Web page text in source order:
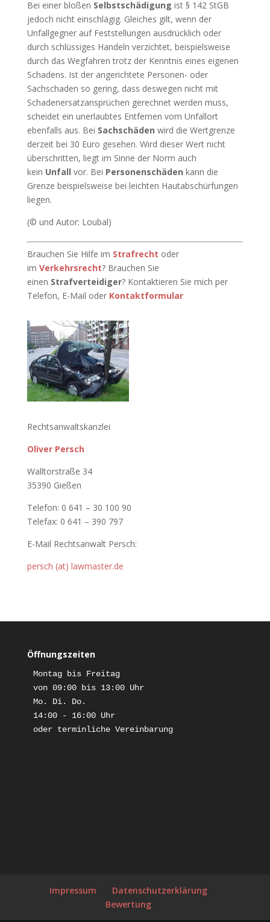
Bei einer bloßen Selbstschädigung ist § 142 StGB
jedoch nicht einschlägig. Gleiches gilt, wenn der
Unfallgegner auf Feststellungen ausdrücklich oder
durch schlüssiges Handeln verzichtet, beispielsweise
durch das Wegfahren trotz der Kenntnis eines eigenen
Schadens. Ist der angerichtete Personen- oder
Sachschaden so gering, dass deswegen nicht mit
Schadenersatzansprüchen gerechnet werden muss,
scheidet ein unerlaubtes Entfernen vom Unfallort
ebenfalls aus. Bei Sachschäden wird die Wertgrenze
derzeit bei 30 Euro gesehen. Wird dieser Wert nicht
überschritten, liegt im Sinne der Norm auch
kein Unfall vor. Bei Personenschäden kann die
Grenze beispielsweise bei leichten Hautabschürfungen
liegen.
(© und Autor: Loubal)
Brauchen Sie Hilfe im Strafrecht oder
im Verkehrsrecht? Brauchen Sie
einen Strafverteidiger? Kontaktieren Sie mich per
Telefon, E-Mail oder Kontaktformular
Rechtsanwaltskanzlei
Oliver Persch
Walltorstraße 34
35390 Gießen
Telefon: 0 641 – 30 100 90
Telefax: 0 641 – 390 797
E-Mail Rechtsanwalt Persch:
persch (at) lawmaster.de
Öffnungszeiten
Montag bis Freitag
von 09:00 bis 13:00 Uhr
Mo. Di. Do.
14:00 - 16:00 Uhr
oder terminliche Vereinbarung
Impressum
Datenschutzerklärung
Bewertung